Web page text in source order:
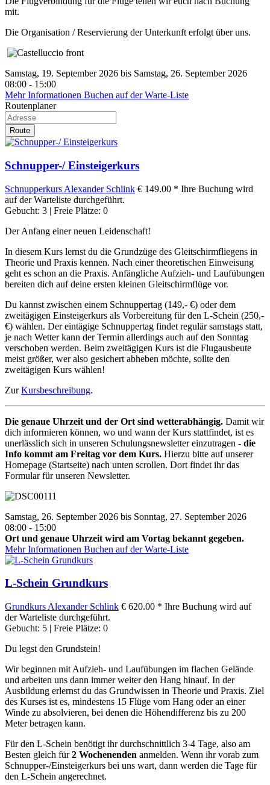
mit.
Die Organisation / Reservierung der Unterkunft erfolgt über uns.
Samstag, 19. September 2026 bis Samstag, 26. September 2026
08:00 - 15:00
Mehr Informationen Buchen auf der Warte-Liste
Routenplaner
Route
Schnupper-/ Einsteigerkurs
Schnupperkurs Alexander Schlink € 149.00 * Ihre Buchung wird
auf der Warteliste durchgeführt.
Gebucht: 3 | Freie Plätze: 0
Der Anfang einer neuen Leidenschaft!
In diesem Kurs lernst du die Grundzüge des Gleitschirmfliegens in
Theorie und Praxis kennen. Nach einer theoretischen Einweisung
geht es schon an die Praxis. Anfängliche Aufzieh- und Laufübungen
bereiten dich auf deine ersten kleinen Gleitschirmflüge vor.
Du kannst zwischen einem Schnuppertag (149,- €) oder dem
zweitägigen Einsteigerkurs als Vorbereitung für den L-Schein (250,-
€) wählen. Der eintägige Schnuppertag findet regulär samstags statt,
je nach Wetter kann der Termin allerdings auch auf den Sonntag
verschoben werden. Beim zweitägigen Kurs ist die Flugausbeute
meist größer, wer also gesichert abheben möchte, sollte den
zweitägigen Kurs wählen!
ZurKursbeschreibung.
Die genaue Uhrzeit und der Ort sind wetterabhängig. Damit wir
dich informieren können, wo und wann der Kurs stattfindet, ist es
unerlässlich sich in unseren Schulungsnewsletter einzutragen - die
Info kommt am Freitag vor dem Kurs. Hierzu bitte auf unserer
Homepage (Startseite) nach unten scrollen. Dort findet ihr das
Formular für unseren Newsletter.
Samstag, 26. September 2026 bis Sonntag, 27. September 2026
08:00 - 15:00
Ort und genaue Uhrzeit wird am Vortag bekannt gegeben.
Mehr Informationen Buchen auf der Warte-Liste
L-Schein Grundkurs
Grundkurs Alexander Schlink € 620.00 * Ihre Buchung wird auf
der Warteliste durchgeführt.
Gebucht: 5 | Freie Plätze: 0
Du legst den Grundstein!
Wir beginnen mit Aufzieh- und Laufübungen im flachen Gelände
und arbeiten uns dann immer weiter den Hang hinauf. In der
Ausbildung erlernst du das Grundwissen in Theorie und Praxis. Ziel
des Kurses ist es, mindestens 15 Flüge vom Hang oder an einer
Winde zu absolvieren, bei denen die Höhendifferenz bis zu 200
Meter betragen kann.
Für den L-Schein benötigt ihr durchschnittlich 3-4 Tage, also am
Besten gleich für2 Wochenenden anmelden. Wenn ihr vorab zum
Schnupper-/Einsteigerkurs bei uns wart, dann werden die Tage für
den L-Schein angerechnet.